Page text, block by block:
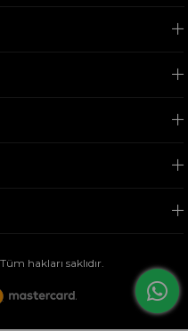
hakları saklıdır.